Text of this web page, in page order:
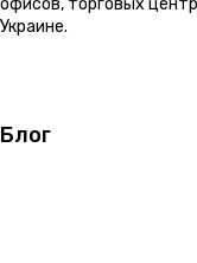
Украине.
Блог